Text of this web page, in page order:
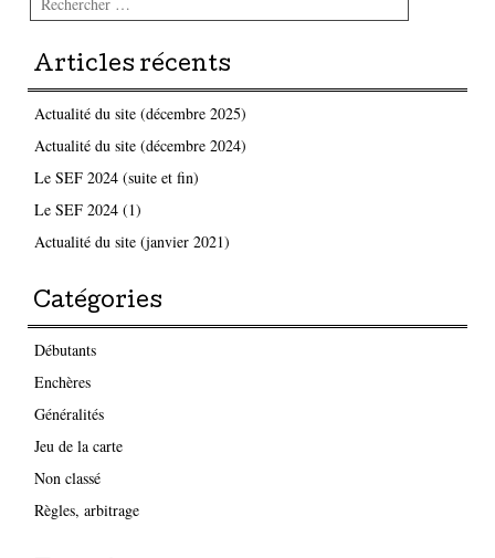
Articles récents
Actualité du site (décembre 2025)
Actualité du site (décembre 2024)
Le SEF 2024 (suite et fin)
Le SEF 2024 (1)
Actualité du site (janvier 2021)
Catégories
Débutants
Enchères
Généralités
Jeu de la carte
Non classé
Règles, arbitrage